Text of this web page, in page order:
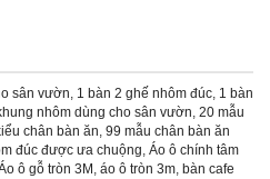
sân vườn, 1 bàn 2 ghế nhôm đúc, 1 bàn
nhôm dùng cho sân vườn, 20 mẫu
chân bàn ăn, 99 mẫu chân bàn ăn
đúc được ưa chuộng, Áo ô chính tâm
ô gỗ tròn 3M , áo ô tròn 3m, bàn cafe